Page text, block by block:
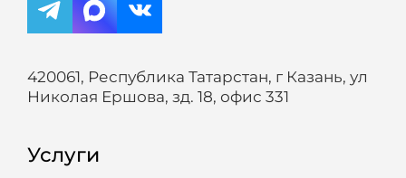
420061, Республика Татарстан, г Казань, ул
Николая Ершова, зд. 18, офис 331
Услуги